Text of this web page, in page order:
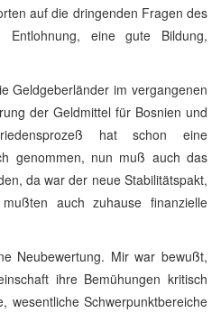
auf die dringenden Fragen des
Entlohnung, eine gute Bildung,
Geldgeberländer im vergangenen
der Geldmittel für Bosnien und
hat schon eine
genommen, nun muß auch das
da war der neue Stabilitätspakt,
auch zuhause finanzielle
Neubewertung. Mir war bewußt,
ihre Bemühungen kritisch
wesentliche Schwerpunktbereiche